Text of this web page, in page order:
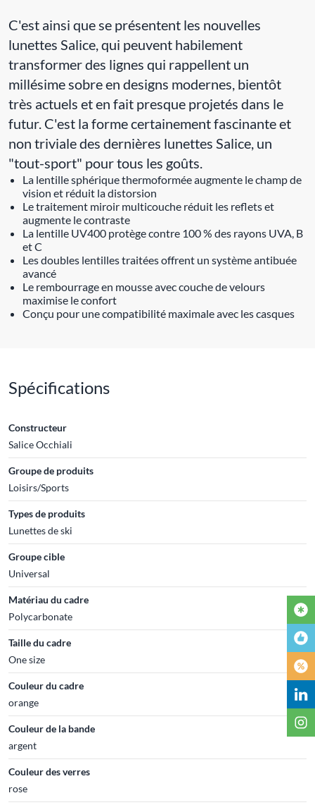
C'est ainsi que se présentent les nouvelles
lunettes Salice, qui peuvent habilement
transformer des lignes qui rappellent un
millésime sobre en designs modernes, bientôt
très actuels et en fait presque projetés dans le
futur. C'est la forme certainement fascinante et
non triviale des dernières lunettes Salice, un
"tout-sport" pour tous les goûts.
La lentille sphérique thermoformée augmente le champ de
vision et réduit la distorsion
Le traitement miroir multicouche réduit les reflets et
augmente le contraste
La lentille UV400 protège contre 100 % des rayons UVA, B
et C
Les doubles lentilles traitées offrent un système antibuée
avancé
Le rembourrage en mousse avec couche de velours
maximise le confort
Conçu pour une compatibilité maximale avec les casques
Spécifications
Constructeur
Salice Occhiali
Groupe de produits
Loisirs/Sports
Types de produits
Lunettes de ski
Groupe cible
Universal
Matériau du cadre
Polycarbonate
Taille du cadre
One size
Couleur du cadre
orange
Couleur de la bande
argent
Couleur des verres
rose